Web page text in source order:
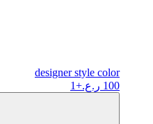
designerstyle color
100 ر.ع.
+1